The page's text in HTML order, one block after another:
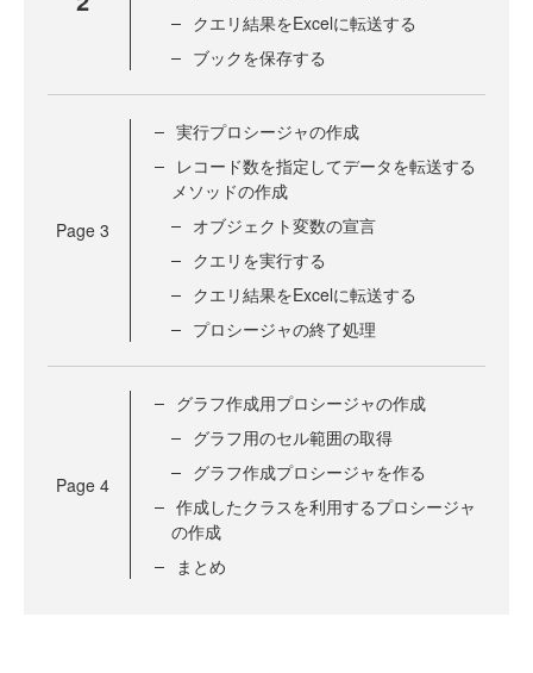
クエリ結果をExcelに転送する
ブックを保存する
Page 3
実行プロシージャの作成
レコード数を指定してデータを転送する
メソッドの作成
オブジェクト変数の宣言
クエリを実行する
クエリ結果をExcelに転送する
プロシージャの終了処理
Page 4
グラフ作成用プロシージャの作成
グラフ用のセル範囲の取得
グラフ作成プロシージャを作る
作成したクラスを利用するプロシージャ
の作成
まとめ